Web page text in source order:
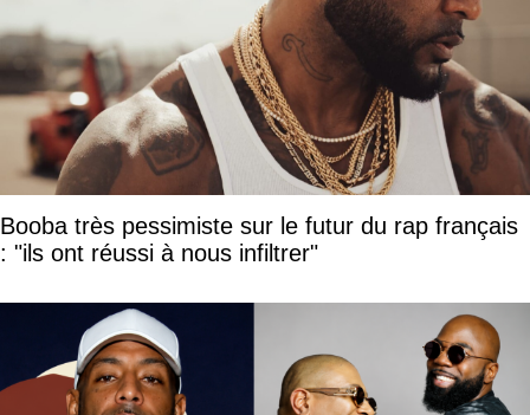
Booba très pessimiste sur le futur du rap français
: "ils ont réussi à nous infiltrer"